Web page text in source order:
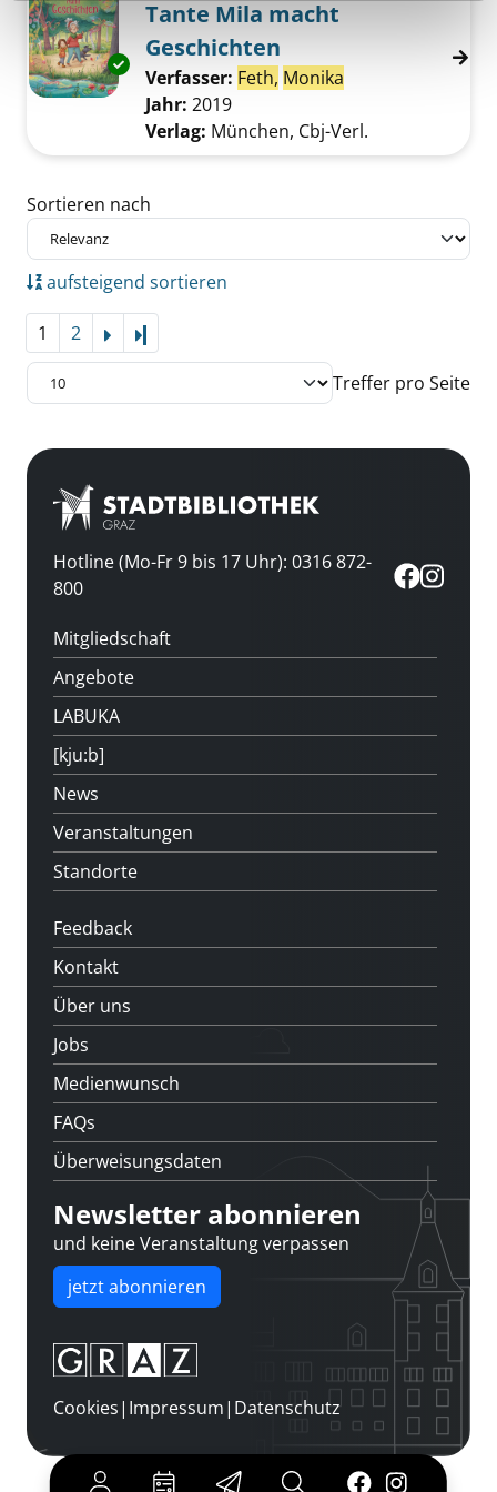
Exemplar-Details von Tante Mila macht
Tante Mila macht
Geschichten
Verfasser: Feth, Monika
Jahr: 2019
Verlag: München, Cbj-Verl.
Zu den Suchfiltern springen
Sortieren nach
aufsteigend sortieren
1 2
Treffer pro Seite
Hotline (Mo-Fr 9 bis 17 Uhr): 0316 872-
800
Mitgliedschaft
Angebote
LABUKA
[kju:b]
News
Veranstaltungen
Standorte
Feedback
Kontakt
Über uns
Jobs
Medienwunsch
FAQs
Überweisungsdaten
Newsletter abonnieren
und keine Veranstaltung verpassen
jetzt abonnieren
Cookies| Impressum| Datenschutz